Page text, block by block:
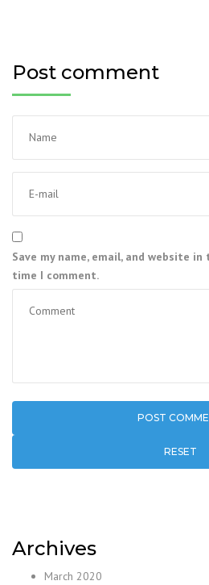
Post comment
Save my name, email, and website
time I comment.
RESET
Archives
March 2020